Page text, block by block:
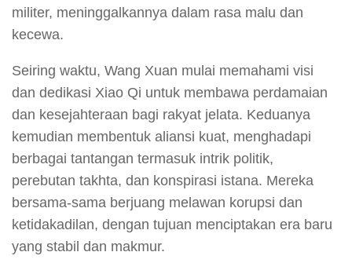
militer, meninggalkannya dalam rasa malu dan
kecewa.
Seiring waktu, Wang Xuan mulai memahami visi
dan dedikasi Xiao Qi untuk membawa perdamaian
dan kesejahteraan bagi rakyat jelata. Keduanya
kemudian membentuk aliansi kuat, menghadapi
berbagai tantangan termasuk intrik politik,
perebutan takhta, dan konspirasi istana. Mereka
bersama-sama berjuang melawan korupsi dan
ketidakadilan, dengan tujuan menciptakan era baru
yang stabil dan makmur.